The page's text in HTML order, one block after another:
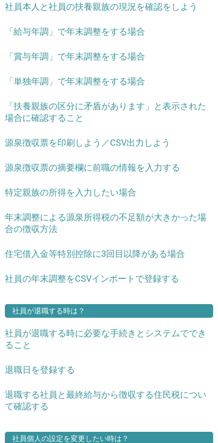
社員本人と社員の扶養親族の現況を確認をしよう
「給与年調」で年末調整をする場合
「賞与年調」で年末調整をする場合
「単独年調」で年末調整をする場合
「扶養親族の区分に矛盾があります」と表示された
場合に確認すること
源泉徴収票を印刷しよう／CSV出力しよう
源泉徴収票の摘要欄に前職の情報を入力する
特定親族の所得を入力したい場合
年末調整による源泉所得税の不足額が大きかった場
合の徴収方法
住宅借入金等特別控除に3回目以降がある場合
社員の年末調整をCSVインポートで登録する
社員が退職する時は？
社員が退職する時に必要な手続きとシステムででき
ること
退職日を登録する
退職する社員と最終給与から徴収する住民税につい
て確認する
社員個人の設定を変更したい時は？